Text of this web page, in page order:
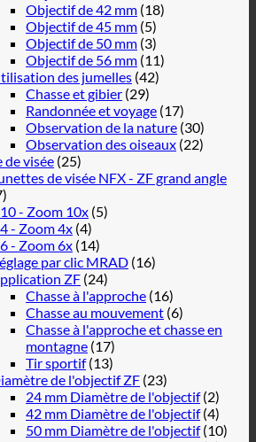
Objectif de 42 mm (18)
Objectif de 45 mm (5)
Objectif de 50 mm (3)
Objectif de 56 mm (11)
des jumelles (42)
Chasse et gibier (29)
Randonnée et voyage (17)
Observation de la nature (30)
Observation des oiseaux (22)
de visée (25)
de visée NFX - ZF grand angle
- Zoom 10x (5)
- Zoom 4x (4)
- Zoom 6x (14)
par clic MRAD (16)
ZF (24)
Chasse à l'approche (16)
Chasse au mouvement (6)
Chasse à l'approche et chasse en
montagne (17)
Tir sportif (13)
de l'objectif ZF (23)
24 mm Diamètre de l'objectif (2)
42 mm Diamètre de l'objectif (4)
50 mm Diamètre de l'objectif (10)